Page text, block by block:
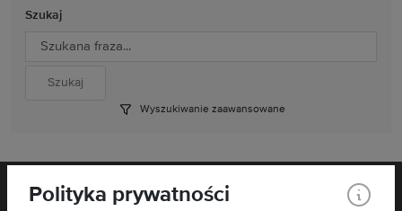
Szukaj
Wyszukiwanie zaawansowane
Polityka prywatności